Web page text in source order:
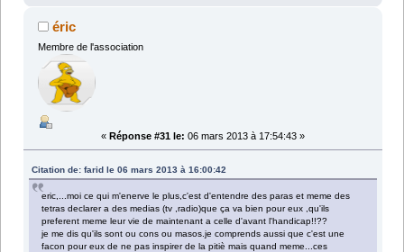
éric
Membre de l'association
« Réponse #31 le: 06 mars 2013 à 17:54:43 »
Citation de: farid le 06 mars 2013 à 16:00:42
eric,...moi ce qui m'enerve le plus,c'est d'entendre des paras et meme des
tetras declarer a des medias (tv ,radio)que ça va bien pour eux ,qu'ils
preferent meme leur vie de maintenant a celle d'avant l'handicap!!??
je me dis qu'ils sont ou cons ou masos.je comprends aussi que c'est une
facon pour eux de ne pas inspirer de la pitiè mais quand meme...ces